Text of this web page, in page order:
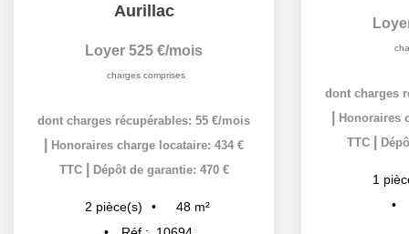
Aurillac
Loyer 525 €/mois
charges comprises
dont charges récupérables: 55 €/mois
Honoraires charge locataire: 434 €
TTC
Dépôt de garantie: 470 €
2 pièce(s) 48 m²
dont charges
Honoraires
TTC
1